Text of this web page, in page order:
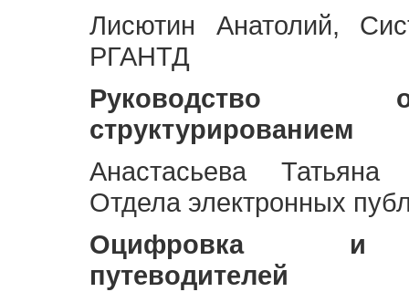
Лисютин Анатолий,
РГАНТД
Руководство
структурированием
Анастасьева Татьяна
Отдела электронных
Оцифровка и
путеводителей